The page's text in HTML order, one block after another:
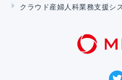
クラウド産婦人科業務支援シ